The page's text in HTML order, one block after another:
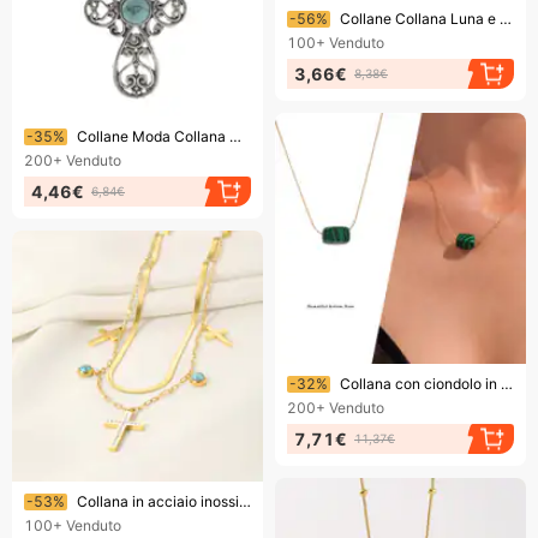
Finendo presto!
-56%
Collane Collana Luna e Sole
100+ Venduto
3,66€ 8,38€
Finendo presto!
-35%
Collane Moda Collana Croce Argento Turchese
200+ Venduto
4,46€ 6,84€
Finendo presto!
-32%
Collana con ciondolo in lapislazzuli naturale Cube Sugar Heavy Industry per donna, stile di lusso di nicchia, catena per clavicola in acciaio al titanio resistente al colore
200+ Venduto
7,71€ 11,37€
Finendo presto!
-53%
Collana in acciaio inossidabile turchese - Ciondolo a croce con doppio strato di diamanti e catena placcata in oro
100+ Venduto